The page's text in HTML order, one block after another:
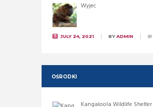
Wyjec
JULY 24, 2021 BYADMIN
OŚRODKI
Kangaloola Wildlife Shelter